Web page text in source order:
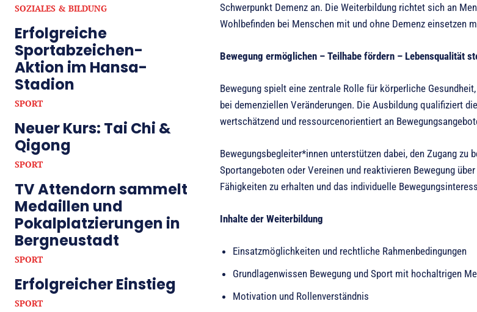
SOZIALES & BILDUNG
Erfolgreiche
Sportabzeichen-
Aktion im Hansa-
Stadion
SPORT
Neuer Kurs: Tai Chi &
Qigong
SPORT
TV Attendorn sammelt
Medaillen und
Pokalplatzierungen in
Bergneustadt
SPORT
Erfolgreicher Einstieg
SPORT
Schwerpunkt Demenz an. Die Weiterbildung richtet sich an
Wohlbefinden bei Menschen mit und ohne Demenz einsetzen
Bewegung ermöglichen – Teilhabe fördern – Lebensqualität
Bewegung spielt eine zentrale Rolle für körperliche
bei demenziellen Veränderungen. Die Ausbildung qualifiziert
wertschätzend und ressourcenorientiert an
Bewegungsbegleiter*innen unterstützen dabei, den Zugang zu
Sportangeboten oder Vereinen und reaktivieren Bewegung
Fähigkeiten zu erhalten und das individuelle
Inhalte der Weiterbildung
Einsatzmöglichkeiten und rechtliche Rahmenbedingungen
Grundlagenwissen Bewegung und Sport mit hochaltrigen
Motivation und Rollenverständnis